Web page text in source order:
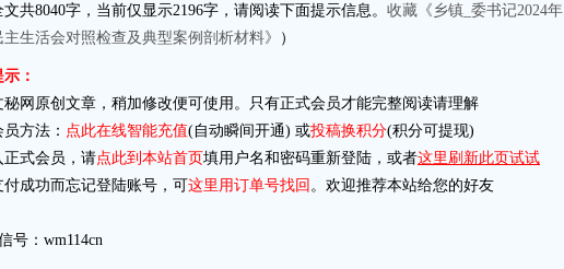
共8040字，当前仅显示2196字，请阅读下面提示信息。 收藏《乡镇_委书记2024年
生活会对照检查及典型案例剖析材料》
）
：
原创文章，稍加修改便可使用。只有正式会员才能完整阅读请理解
方法： 点此在线智能充值(自动瞬间开通) 或投稿换积分(积分可提现)
式会员，请点此到本站首页填用户名和密码重新登陆，或者这里刷新此页试试
成功而忘记登陆账号，可这里用订单号找回 。欢迎推荐本站给您的好友
：wm114cn